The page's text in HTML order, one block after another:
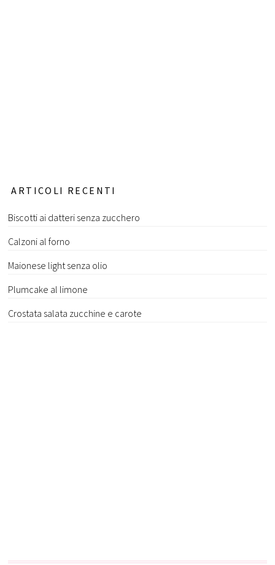
ARTICOLI RECENTI
Biscotti ai datteri senza zucchero
Calzoni al forno
Maionese light senza olio
Plumcake al limone
Crostata salata zucchine e carote